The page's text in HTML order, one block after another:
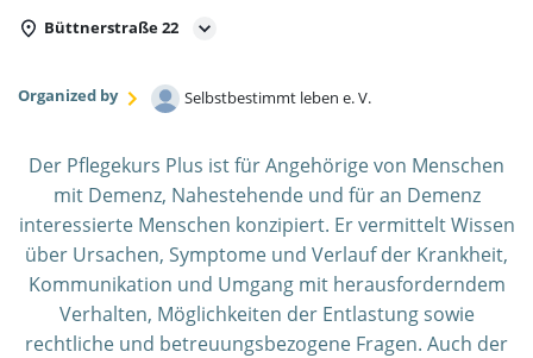
Büttnerstraße 22
Organized by Selbstbestimmt leben e. V.
Der Pflegekurs Plus ist für Angehörige von Menschen
mit Demenz, Nahestehende und für an Demenz
interessierte Menschen konzipiert. Er vermittelt Wissen
über Ursachen, Symptome und Verlauf der Krankheit,
Kommunikation und Umgang mit herausforderndem
Verhalten, Möglichkeiten der Entlastung sowie
rechtliche und betreuungsbezogene Fragen. Auch der